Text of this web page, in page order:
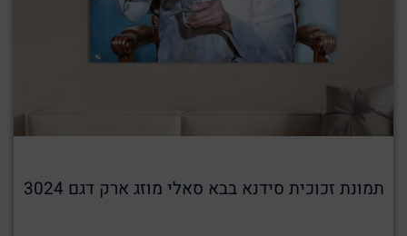
תמונת זכוכית סידנא בבא סאלי מוזג ארק דגם 3024